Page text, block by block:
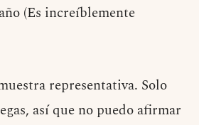
(Es increíblemente
representativa. Solo
así que no puedo afirmar